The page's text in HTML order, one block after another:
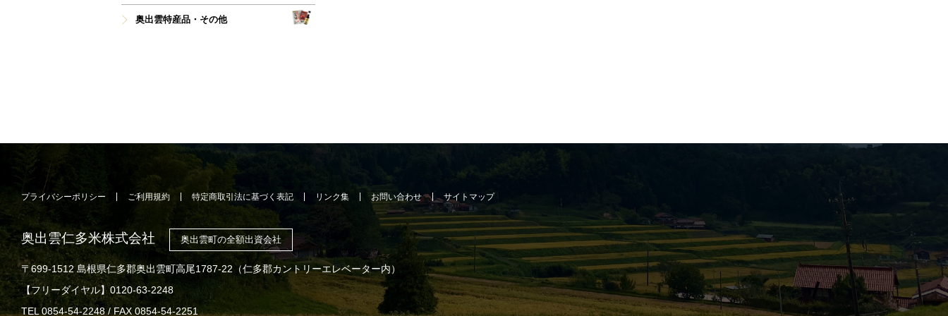
奥出雲特産品・その他
プライバシーポリシー ご利用規約 特定商取引法に基づく表記 リンク集 お問い合わせ サイトマップ
奥出雲仁多米株式会社 奥出雲町の全額出資会社
〒699-1512 島根県仁多郡奥出雲町高尾1787-22 （仁多郡カントリーエレベーター内）
【フリーダイヤル】0120-63-2248
TEL 0854-54-2248 / FAX 0854-54-2251